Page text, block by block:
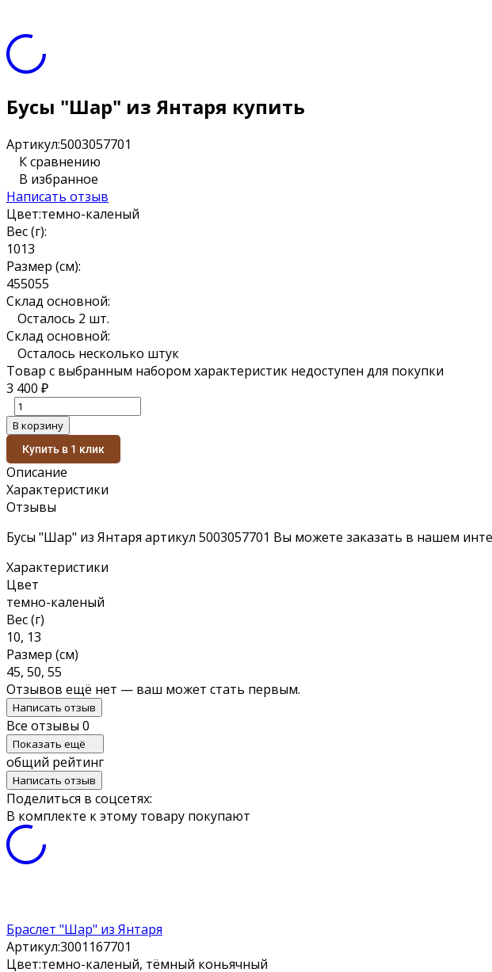
Бусы "Шар" из Янтаря купить
Артикул:5003057701
К сравнению
В избранное
Написать отзыв
Цвет:темно-каленый
Вес (г):
1013
Размер (см):
455055
Склад основной:
Осталось 2 шт.
Склад основной:
Осталось несколько штук
Товар с выбранным набором характеристик недоступен для покупки
3 400 ₽
В корзину
Купить в 1 клик
Описание
Характеристики
Отзывы
Бусы "Шар" из Янтаря артикул 5003057701 Вы можете заказать в нашем
Характеристики
Цвет
темно-каленый
Вес (г)
10, 13
Размер (см)
45, 50, 55
Отзывов ещё нет — ваш может стать первым.
Написать отзыв
Все отзывы 0
Показать ещё
общий рейтинг
Написать отзыв
Поделиться в соцсетях:
В комплекте к этому товару покупают
Браслет "Шар" из Янтаря
Артикул:3001167701
Цвет:темно-каленый, тёмный коньячный